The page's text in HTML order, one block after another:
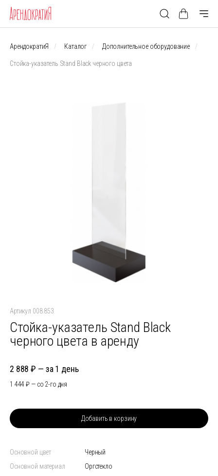
АрендократиЯ Каталог Дополнительное оборудование
Стойка-указатель Stand Black черного цвета
Артикул 008.853
Стойка-указатель Stand Black
черного цвета в аренду
2 888 за 1 день
1 444 со 2-го дня
Добавить в корзину
Основной цвет
черный
Основной материал
Оргстекло